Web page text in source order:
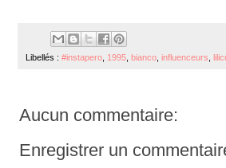
Libellés : #instapero 1995 bianco influenceurs
Aucun commentaire:
Enregistrer un